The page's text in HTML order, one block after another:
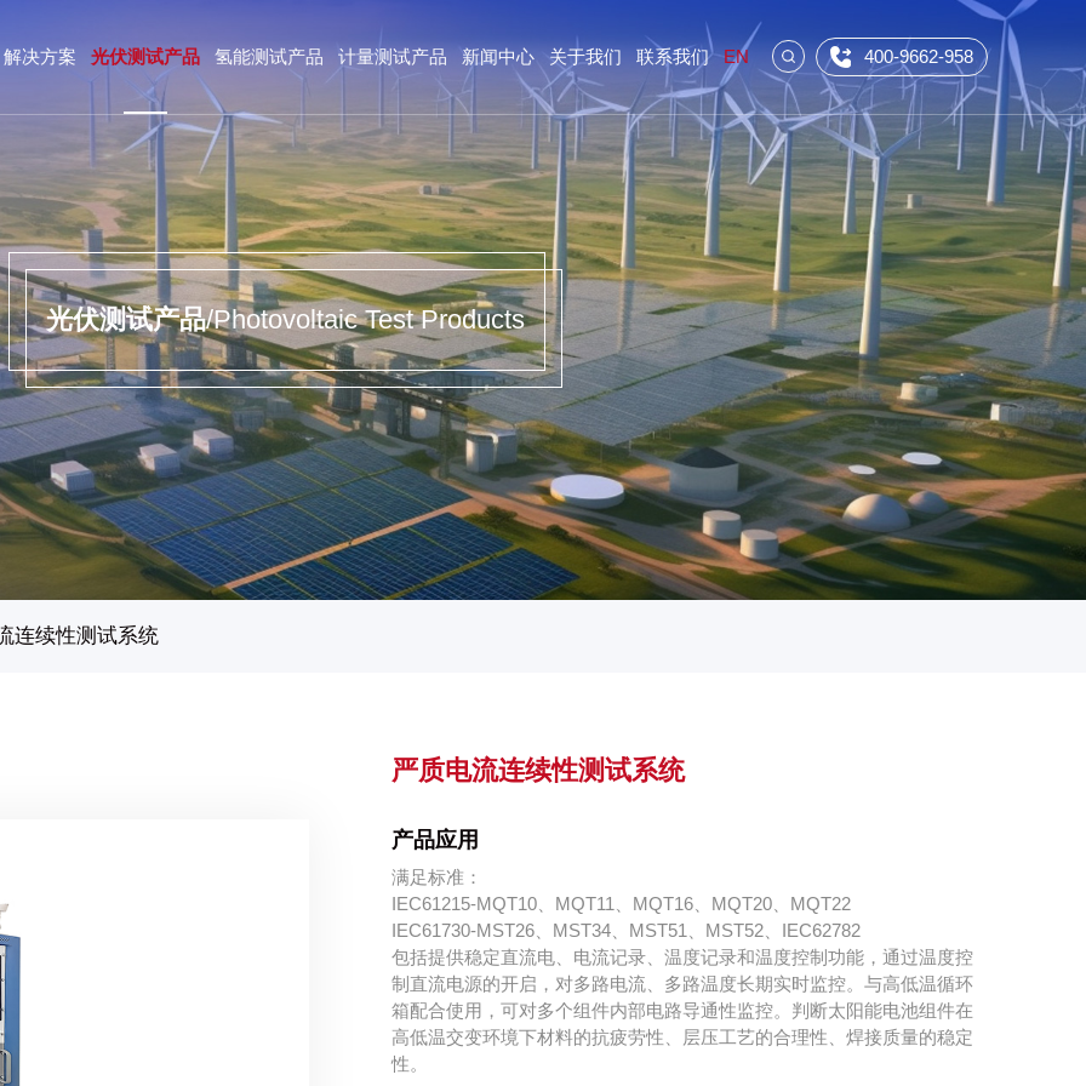
解决方案 光伏测试产品 氢能测试产品 计量测试产品 新闻中心 关于我们 联系我们 EN 400-9662-958
光伏测试产品/Photovoltaic Test Products
连续性测试系统
严质电流连续性测试系统
产品应用
满足标准：
IEC61215-MQT10、MQT11、MQT16、MQT20、MQT22
IEC61730-MST26、MST34、MST51、MST52、IEC62782
包括提供稳定直流电、电流记录、温度记录和温度控制功能，通过温度控
制直流电源的开启，对多路电流、多路温度长期实时监控。与高低温循环
箱配合使用，可对多个组件内部电路导通性监控。判断太阳能电池组件在
高低温交变环境下材料的抗疲劳性、层压工艺的合理性、焊接质量的稳定
性。